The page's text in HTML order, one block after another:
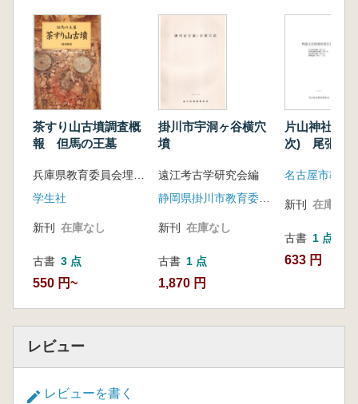
茶すり山古墳調査概
報 但馬の王墓
兵庫県教育委員会埋蔵文化財調査事務所 編
学生社
新刊 在庫なし
古書 3 点
550 円~
掛川市宇洞ヶ谷横穴
墳
遠江考古学研究会編
静岡県掛川市教育委員会
新刊 在庫なし
古書 1 点
1,870 円
片山神社遺
次) 尾張藩
遺跡(第4次)
名古屋市教育
新刊 在庫なし
古書 1 点
633 円
レビュー
レビューを書く